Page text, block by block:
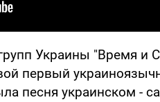
Украины "Время и
первый
песня украинском -